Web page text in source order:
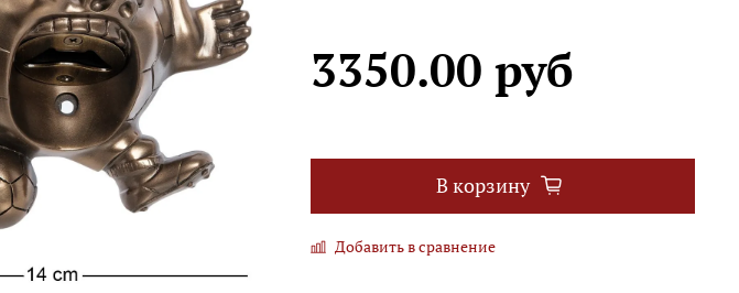
3350.00 руб
В корзину
Добавить в сравнение